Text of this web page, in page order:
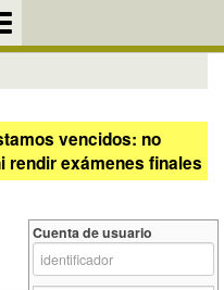
vencidos: no
rendir exámenes finales
Cuenta de usuario